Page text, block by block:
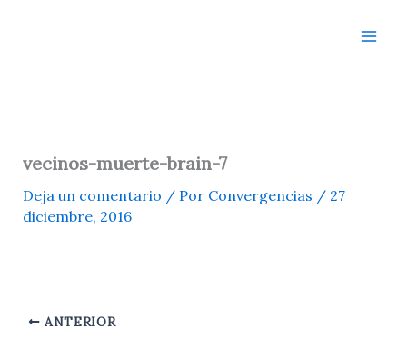
vecinos-muerte-brain-7
Deja un comentario / Por Convergencias / 27
diciembre, 2016
ANTERIOR